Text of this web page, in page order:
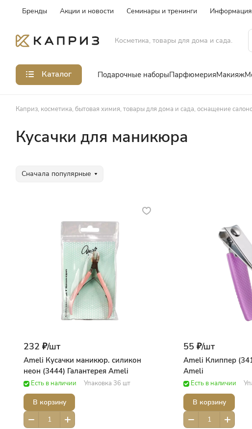
Бренды Акции и новости Семинары и тренинги Информация
Косметика, товары для дома и сада.
Каталог Подарочные наборыПарфюмерияМакияж
Каприз, косметика, бытовая химия, товары для дома и сада, оснащение
Кусачки для маникюра
Сначала популярные
232 ₽/шт
Ameli Кусачки маникюр. силикон
неон (3444) Галантерея Ameli
Есть в наличии Упаковка 36 шт
В корзину
55 ₽/шт
Ameli Клиппер
Ameli
Есть в наличии
В корзину